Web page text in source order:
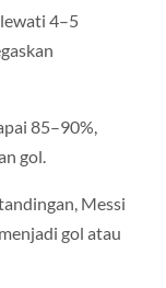
4–5
85–90%,
gol.
Messi
gol atau